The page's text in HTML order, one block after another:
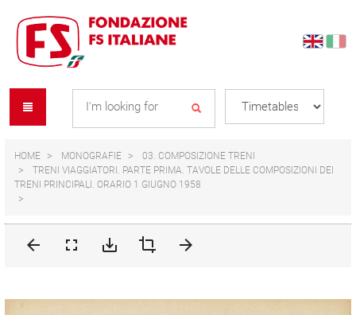
content
navigation
menu
HOME MONOGRAFIE
03. COMPOSIZIONE TRENI
TRENI VIAGGIATORI. PARTE PRIMA. TAVOLE DELLE COMPOSIZIONI DEI
TRENI PRINCIPALI. ORARIO 1 GIUGNO 1958